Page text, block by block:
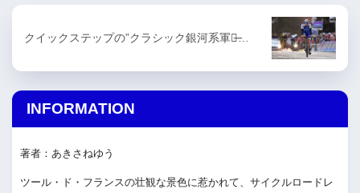
クイックステップの”クラシック銀河系軍団̶…
INFORMATION
著者：あきさねゆう
ツール・ド・フランスの壮観な景色に惹かれて、サイクルロードレ